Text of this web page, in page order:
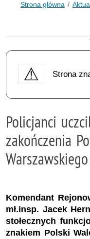
Strona główna
Strona
Policjanci
zakończenia
Warszawskiego
Komendant
mł.insp. Jacek
stołecznych
znakiem Polski